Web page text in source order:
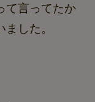
て言ってたか
した。